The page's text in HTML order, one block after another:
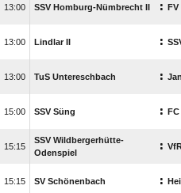
 SSV Homburg-Nümbrecht II : FV
 Lindlar II :
 TuS Untereschbach :
 SSV Süng :

SSV Wildbergerhütte-
Odenspiel
:
 SV Schönenbach :